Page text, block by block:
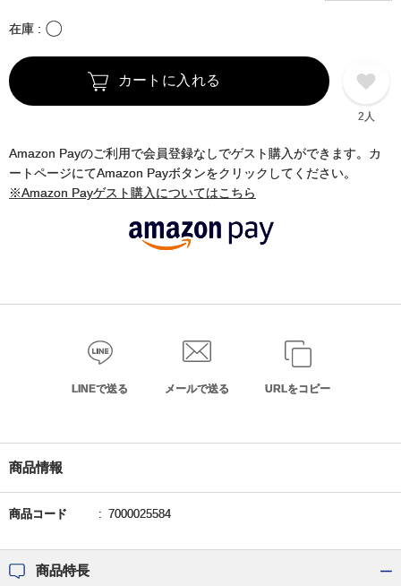
在庫 〇
カートに入れる
2人
Amazon Payのご利用で会員登録なしでゲスト購入ができます。カ
ートページにてAmazon Payボタンをクリックしてください。
※Amazon Payゲスト購入についてはこちら
LINEで送る メールで送る URLをコピー
商品情報
商品コード 7000025584
商品特長